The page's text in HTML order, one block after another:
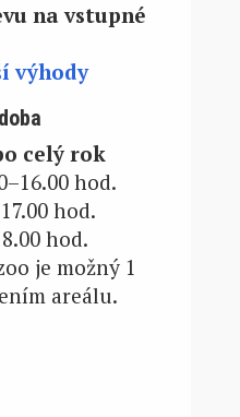
na vstupné
výhody
celý rok
hod.
hod.
hod.
je možný 1
areálu.